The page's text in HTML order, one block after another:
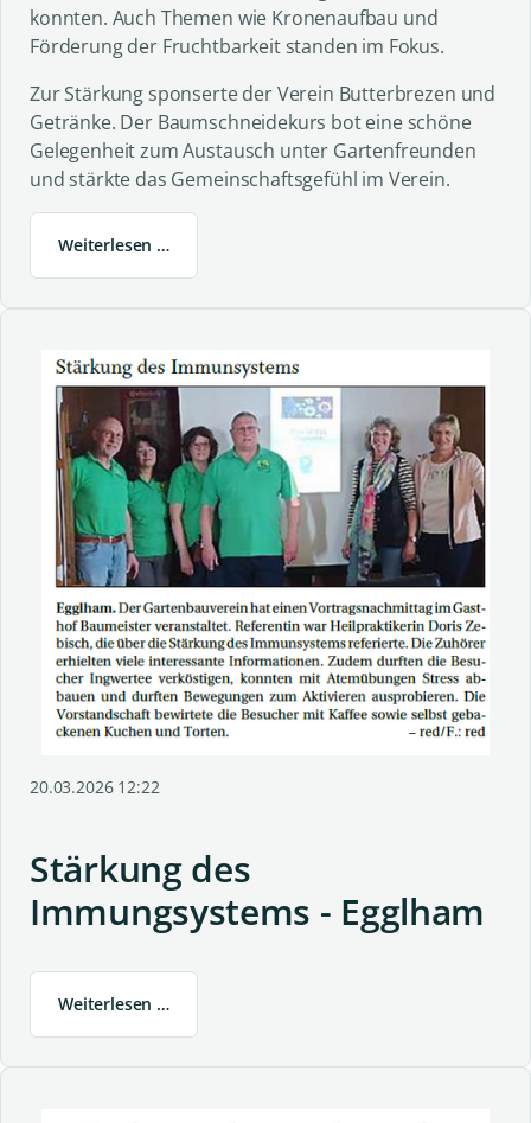
konnten. Auch Themen wie Kronenaufbau und
Förderung der Fruchtbarkeit standen im Fokus.
Zur Stärkung sponserte der Verein Butterbrezen und
Getränke. Der Baumschneidekurs bot eine schöne
Gelegenheit zum Austausch unter Gartenfreunden
und stärkte das Gemeinschaftsgefühl im Verein.
Weiterlesen …
20.03.2026 12:22
Stärkung des
Immungsystems - Egglham
Weiterlesen …